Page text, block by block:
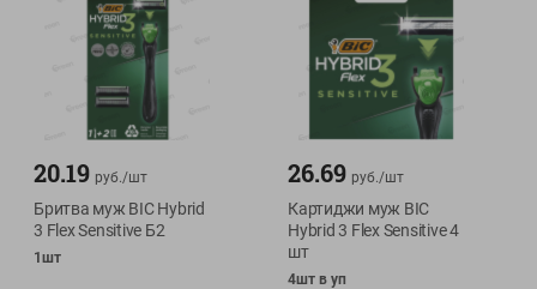
20.19 руб./шт
Бритва муж BIC Hybrid
3 Flex Sensitive Б2
1шт
26.69 руб./шт
Картиджи муж BIC
Hybrid 3 Flex Sensitive 4
шт
4шт в уп